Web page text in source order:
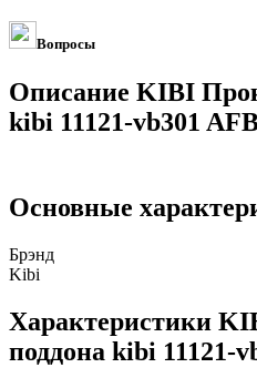
Вопросы
Описание KIBI
kibi 11121-vb301
Основные
Брэнд
Kibi
Характеристики
поддона kibi 11121-